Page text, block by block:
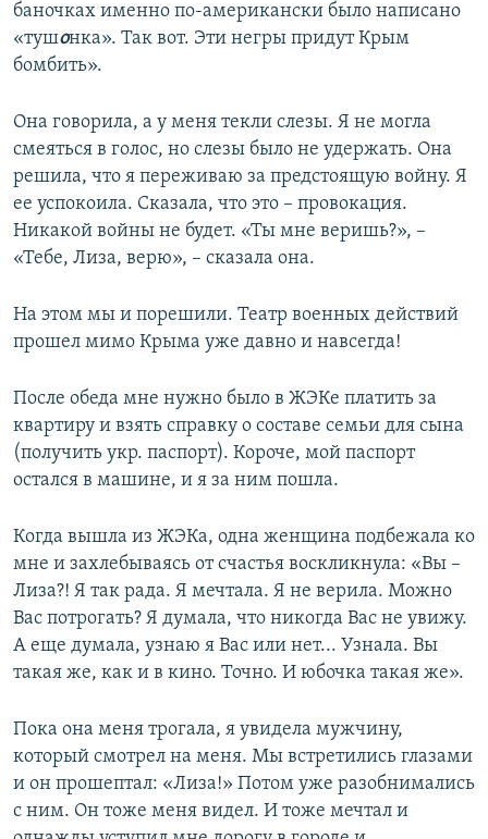
баночках именно по-американски было написано
«тушонка». Так вот. Эти негры придут Крым
бомбить».
Она говорила, а у меня текли слезы. Я не могла
смеяться в голос, но слезы было не удержать. Она
решила, что я переживаю за предстоящую войну. Я
ее успокоила. Сказала, что это – провокация.
Никакой войны не будет. «Ты мне веришь?», –
«Тебе, Лиза, верю», – сказала она.
На этом мы и порешили. Театр военных действий
прошел мимо Крыма уже давно и навсегда!
После обеда мне нужно было в ЖЭКе платить за
квартиру и взять справку о составе семьи для сына
(получить укр. паспорт). Короче, мой паспорт
остался в машине, и я за ним пошла.
Когда вышла из ЖЭКа, одна женщина подбежала ко
мне и захлебываясь от счастья воскликнула: «Вы –
Лиза?! Я так рада. Я мечтала. Я не верила. Можно
Вас потрогать? Я думала, что никогда Вас не увижу.
А еще думала, узнаю я Вас или нет... Узнала. Вы
такая же, как и в кино. Точно. И юбочка такая же».
Пока она меня трогала, я увидела мужчину,
который смотрел на меня. Мы встретились глазами
и он прошептал: «Лиза!» Потом уже разобнимались
с ним. Он тоже меня видел. И тоже мечтал и